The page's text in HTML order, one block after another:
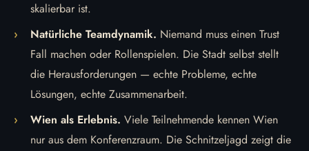
skalierbar ist.
Natürliche Teamdynamik. Niemand muss einen Trust
Fall machen oder Rollenspielen. Die Stadt selbst stellt
die Herausforderungen — echte Probleme, echte
Lösungen, echte Zusammenarbeit.
Wien als Erlebnis. Viele Teilnehmende kennen Wien
nur aus dem Konferenzraum. Die Schnitzeljagd zeigt die